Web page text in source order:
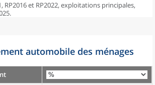
RP2016 et RP2022, exploitations principales,
automobile des ménages